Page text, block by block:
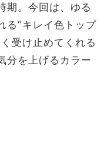
期。今回は、ゆる
る“キレイ色トップ
受け止めてくれる
分を上げるカラー